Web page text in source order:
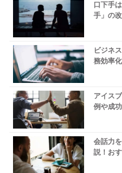
口下手
手」の
ビジネ
務効率
アイス
例や成
会話力
説！お